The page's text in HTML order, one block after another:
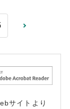
サイトより